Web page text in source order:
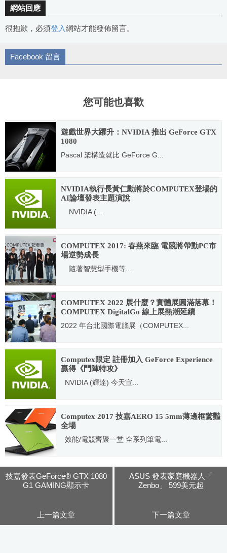
網站回應
很抱歉，必須登入網站才能發佈留言。
Facebook 留言
您可能也喜歡
遊戲世界大躍升：NVIDIA 推出 GeForce GTX
1080
Pascal 架構造就比 GeForce G...
2016.05.09
NVIDIA執行長黃仁勳將於COMPUTEX登場的
AI論壇發表主題演說
NVIDIA (...
2017.05.22
COMPUTEX 2017: 春燕來臨 電競將帶動PC市
場逆勢成長
隨著智慧型手機等...
2017.04.19
COMPUTEX 2022 展什麼？實體展圓滿落幕！
COMPUTEX DigitalGo 線上展熱潮延續
2022 年台北國際電腦展（COMPUTEX...
2022.05.27
Computex限定 註冊加入 GeForce Experience
贏得《鬥陣特攻》
NVIDIA (輝達) 今天宣...
Computex 2017 技嘉AERO 15 5mm薄邊框驚豔
全場
效能/電競齊聚一堂 全系列筆電...
技嘉發表GeForce® GTX 1080
G1 GAMING顯示卡
上一篇文章
ASUS 發表家庭機器人「
Zenbo」 599美元起
下一篇文章